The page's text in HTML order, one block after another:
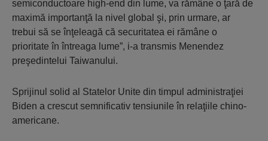
semiconductoare high-end din lume, va rămâne o ţară de
maximă importanţă la nivel global şi, prin urmare, ar
trebui să se înţeleagă că securitatea ei rămâne o
prioritate în întreaga lume”, i-a transmis Menendez
preşedintelui Taiwanului.
Sprijinul solid al Statelor Unite din timpul administraţiei
Biden a crescut semnificativ tensiunile în relaţiile chino-
americane.